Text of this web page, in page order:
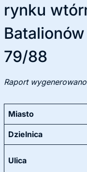
rynku
79/88
Raport
Miasto
Dzielnica
Ulica